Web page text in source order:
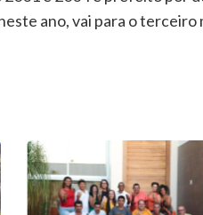
ano, vai para o